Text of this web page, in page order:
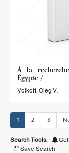
À la
Égypte /
Volkoff, Oleg V.
1 2 3
Search Tools:
Save Search